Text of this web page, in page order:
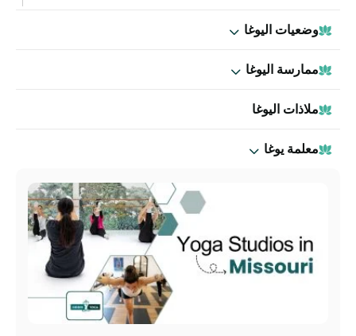
وضعيات اليوغا
ممارسة اليوغا
ملاذات اليوغا
معلمة يوغا